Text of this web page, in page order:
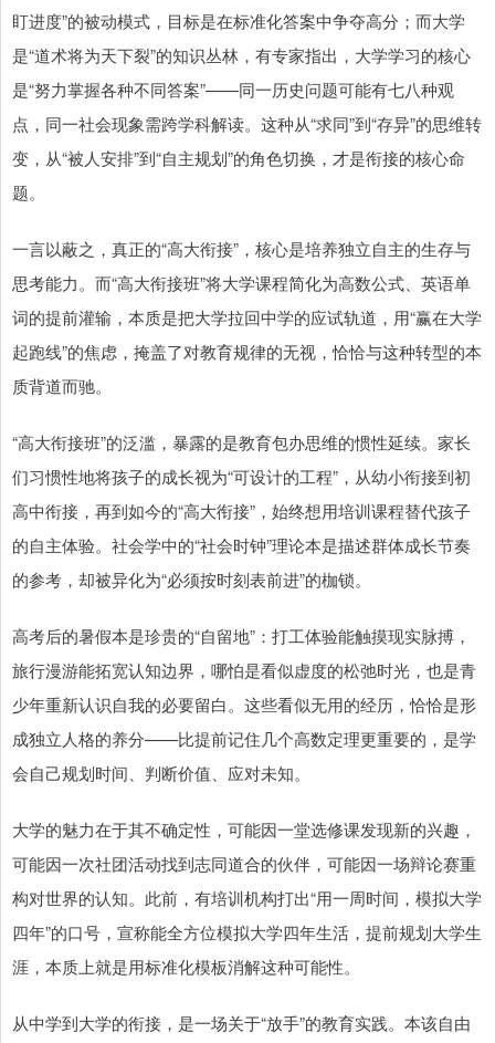
盯进度”的被动模式，目标是在标准化答案中争夺高分；而大学
是“道术将为天下裂”的知识丛林，有专家指出，大学学习的核心
是“努力掌握各种不同答案”——同一历史问题可能有七八种观
点，同一社会现象需跨学科解读。这种从“求同”到“存异”的思维转
变，从“被人安排”到“自主规划”的角色切换，才是衔接的核心命
题。
一言以蔽之，真正的“高大衔接”，核心是培养独立自主的生存与
思考能力。而“高大衔接班”将大学课程简化为高数公式、英语单
词的提前灌输，本质是把大学拉回中学的应试轨道，用“赢在大学
起跑线”的焦虑，掩盖了对教育规律的无视，恰恰与这种转型的本
质背道而驰。
“高大衔接班”的泛滥，暴露的是教育包办思维的惯性延续。家长
们习惯性地将孩子的成长视为“可设计的工程”，从幼小衔接到初
高中衔接，再到如今的“高大衔接”，始终想用培训课程替代孩子
的自主体验。社会学中的“社会时钟”理论本是描述群体成长节奏
的参考，却被异化为“必须按时刻表前进”的枷锁。
高考后的暑假本是珍贵的“自留地”：打工体验能触摸现实脉搏，
旅行漫游能拓宽认知边界，哪怕是看似虚度的松弛时光，也是青
少年重新认识自我的必要留白。这些看似无用的经历，恰恰是形
成独立人格的养分——比提前记住几个高数定理更重要的，是学
会自己规划时间、判断价值、应对未知。
大学的魅力在于其不确定性，可能因一堂选修课发现新的兴趣，
可能因一次社团活动找到志同道合的伙伴，可能因一场辩论赛重
构对世界的认知。此前，有培训机构打出“用一周时间，模拟大学
四年”的口号，宣称能全方位模拟大学四年生活，提前规划大学生
涯，本质上就是用标准化模板消解这种可能性。
从中学到大学的衔接，是一场关于“放手”的教育实践。本该自由